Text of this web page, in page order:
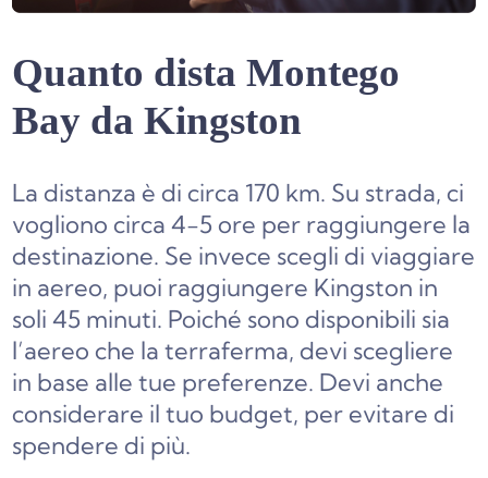
Quanto dista Montego
Bay da Kingston
La distanza è di circa 170 km. Su strada, ci
vogliono circa 4-5 ore per raggiungere la
destinazione. Se invece scegli di viaggiare
in aereo, puoi raggiungere Kingston in
soli 45 minuti. Poiché sono disponibili sia
l’aereo che la terraferma, devi scegliere
in base alle tue preferenze. Devi anche
considerare il tuo budget, per evitare di
spendere di più.